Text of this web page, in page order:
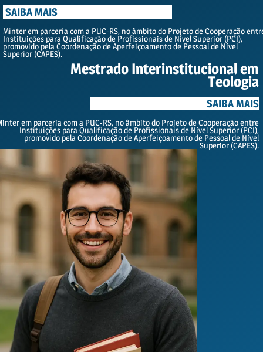
Mestrado Interinstitucional em
Teologia
SAIBA MAIS
em parceria com a PUC-RS, no âmbito do Projeto de Cooperação entre
Instituições para Qualificação de Profissionais de Nível Superior (PCI),
promovido pela Coordenação de Aperfeiçoamento de Pessoal de Nível
Superior (CAPES).
SAIBA MAIS
Minter em parceria com a PUC-RS, no âmbito do Projeto de Cooperação
Instituições para Qualificação de Profissionais de Nível Superior (PCI),
promovido pela Coordenação de Aperfeiçoamento de Pessoal de Nível
Superior (CAPES).